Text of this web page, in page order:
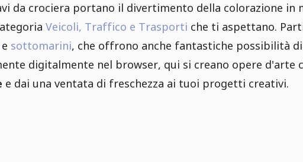
da crociera portano il divertimento della colorazione in
Veicoli, Traffico e Trasporti che ti aspettano.
e sottomarini, che offrono anche fantastiche possibilità di
digitalmente nel browser, qui si creano opere d'arte
e dai una ventata di freschezza ai tuoi progetti creativi.